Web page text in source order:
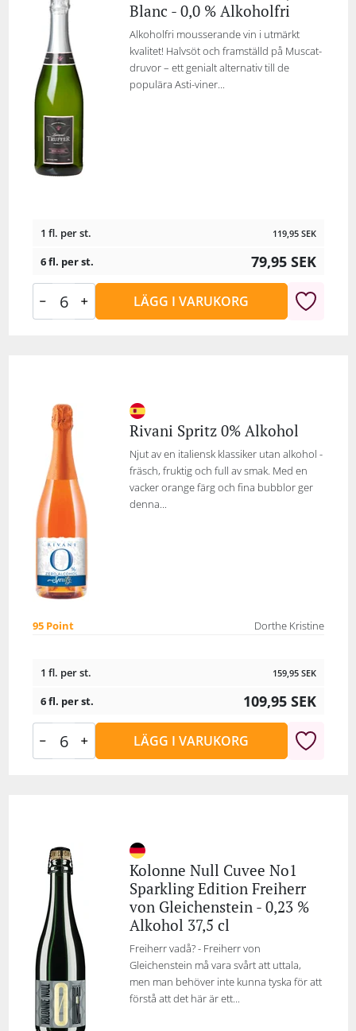
Blanc - 0,0 % Alkoholfri
Alkoholfri mousserande vin i utmärkt
kvalitet! Halvsöt och framställd på Muscat-
druvor – ett genialt alternativ till de
populära Asti-viner...
1 fl. per st. 119,95 SEK
6 fl. per st. 79,95 SEK
LÄGG I VARUKORG
Rivani Spritz 0% Alkohol
Njut av en italiensk klassiker utan alkohol -
fräsch, fruktig och full av smak. Med en
vacker orange färg och fina bubblor ger
denna...
95 Point Dorthe Kristine
1 fl. per st. 159,95 SEK
6 fl. per st. 109,95 SEK
LÄGG I VARUKORG
Kolonne Null Cuvee No1
Sparkling Edition Freiherr
von Gleichenstein - 0,23 %
Alkohol 37,5 cl
Freiherr vadå? - Freiherr von
Gleichenstein må vara svårt att uttala,
men man behöver inte kunna tyska för att
förstå att det här är ett...